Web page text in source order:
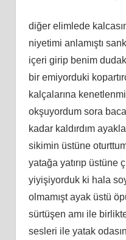
diğer elimlede
niyetimi anlamıştı
içeri girip benim
bir emiyorduki
kalçalarına
okşuyordum sora
kadar kaldırdım
sikimin üstüne
yatağa yatırıp üstüne
yiyişiyorduk ki hala
olmamışt ayak üstü
sürtüşen amı ile
sesleri ile yatak